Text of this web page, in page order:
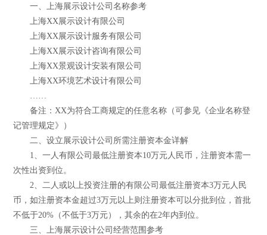
一、上海展示设计公司名称参考
上海XX展示设计有限公司
上海XX展示设计服务有限公司
上海XX展示设计咨询有限公司
上海XX景观设计安装有限公司
上海XX环境艺术设计有限公司
备注：XX为符合工商规定的任意名称（可参见《企业名称登
记管理规定》）
二、设立展示设计公司所需注册资本金详解
1、一人有限公司最低注册资本10万元人民币，注册资本需一
次性出资到位。
2、二人或以上投资注册的有限公司最低注册资本3万元人民
币，如注册资本金超过3万元以上则注册资本可以分批到位，首批
不低于20%（不低于3万元），其余的在2年内到位。
三、上海展示设计公司经营范围参考